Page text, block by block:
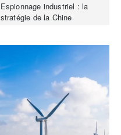
Espionnage industriel : la
stratégie de la Chine